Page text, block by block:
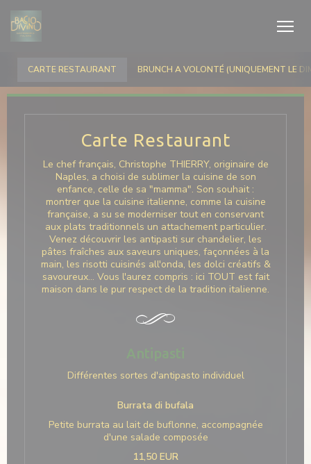
Personnalisation de vos choix en matière de cookies
Carte Restaurant
Le chef français, Christophe THIERRY, originaire de
Naples, a choisi de sublimer la cuisine de son
enfance, celle de sa "mamma". Son souhait :
montrer que la cuisine italienne, comme la cuisine
française, a su se moderniser tout en conservant
aux plats traditionnels un attachement particulier.
Venez découvrir les antipasti sur chandelier, les
pâtes fraîches aux saveurs uniques, façonnées à la
main, les risotti cuisinés all'onda, les dolci créatifs &
savoureux… Vous l'aurez compris : ici TOUT est fait
maison dans le pur respect de la tradition italienne.
Antipasti
Différentes sortes d'antipasto individuel
Burrata di bufala
Petite burrata au lait de buflonne, accompagnée
d'une salade composée
11,50 EUR
CARTE RESTAURANT BRUNCH A VOLONTÉ (UNIQUEMENT LE